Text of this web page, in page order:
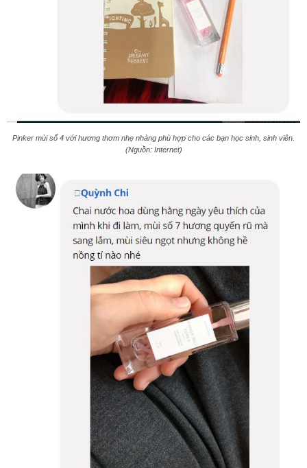
Pinker mùi số 4 với hương thơm nhẹ nhàng phù hợp cho các bạn học sinh, sinh viên.
(Nguồn: Internet)